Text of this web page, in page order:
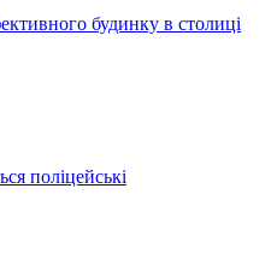
будинку в столиці
поліцейські